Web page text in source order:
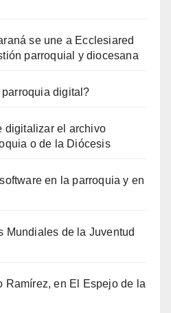
se une a Ecclesiared
parroquial y diocesana
digital?
digitalizar el archivo
o de la Diócesis
en la parroquia y en
Mundiales de la Juventud
Ramírez, en El Espejo de la